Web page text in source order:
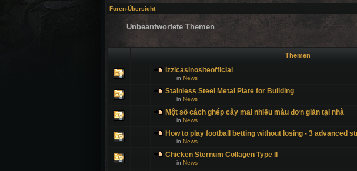
Foren-Übersicht
Unbeantwortete Themen
Themen
izzicasinositeofficial
in News
Stainless Steel Metal Plate for Building
in News
Một số cách ghép cây mai nhiều màu đơn giản tại nhà
in News
How to play football betting without losing - 3 advanced
in News
Chicken Sternum Collagen Type II
in News